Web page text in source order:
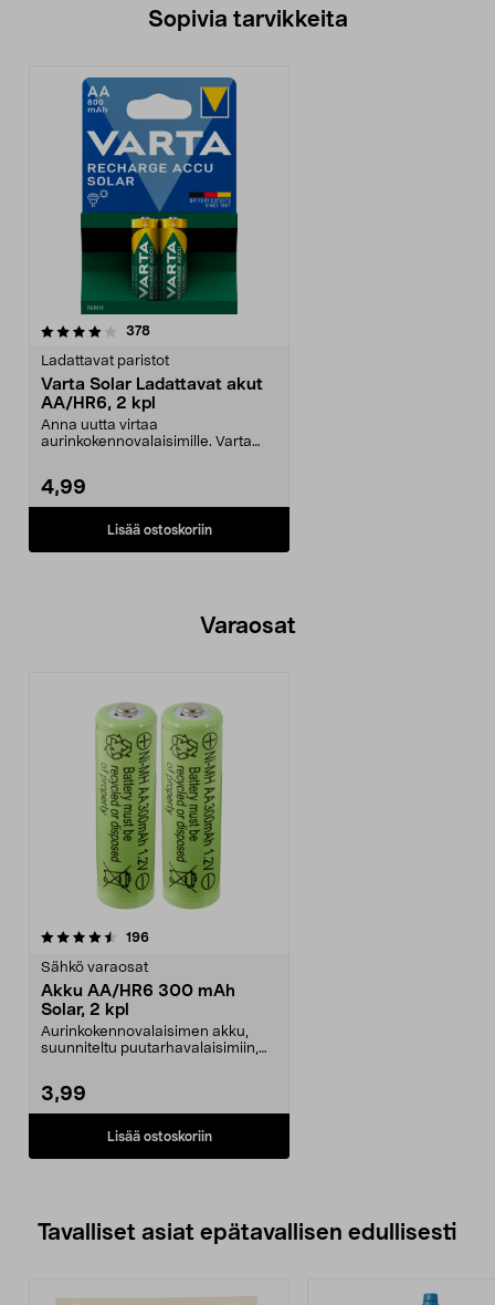
Sopivia tarvikkeita
378arvostelut
Ladattavat paristot
Varta Solar Ladattavat akut
AA/HR6, 2 kpl
Anna uutta virtaa
aurinkokennovalaisimille. Varta
4,99
Lisää ostoskoriin
Varaosat
196arvostelut
Sähkö varaosat
Akku AA/HR6 300 mAh
Solar, 2 kpl
Aurinkokennovalaisimen akku,
suunniteltu puutarhavalaisimiin,
3,99
Lisää ostoskoriin
Tavalliset asiat epätavallisen edullisesti